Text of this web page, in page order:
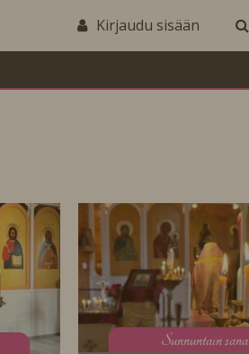
Kirjaudu sisään
Sunnuntain sana